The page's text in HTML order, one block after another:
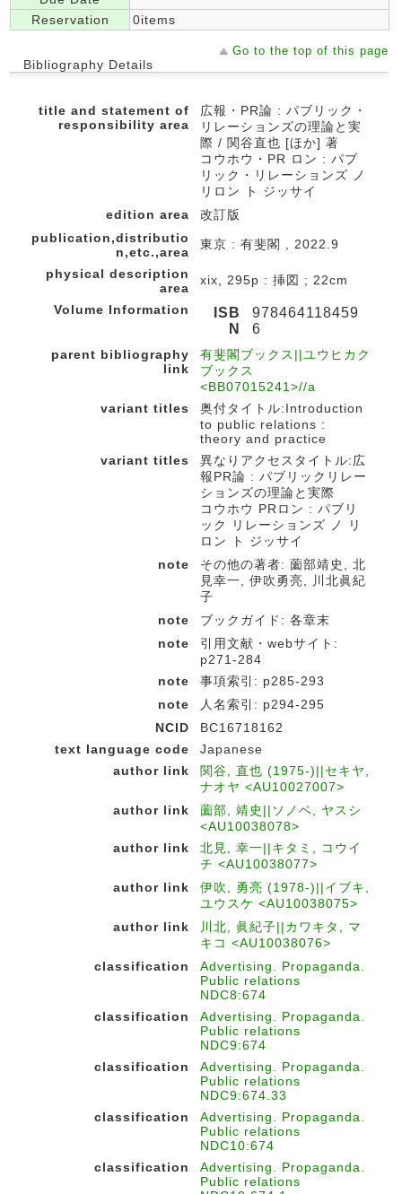
Reservation
0items
Go to the top of this page
Bibliography Details
title and statement of
responsibility area
広報・PR論 : パブリック・
リレーションズの理論と実
際 / 関谷直也 [ほか] 著
コウホウ・PR ロン : パブ
リック・リレーションズ ノ
リロン ト ジッサイ
edition area
改訂版
publication,distributio
n,etc.,area
東京 : 有斐閣 , 2022.9
physical description
area
xix, 295p : 挿図 ; 22cm
Volume Information
ISB
N
978464118459
6
parent bibliography
link
有斐閣ブックス||ユウヒカク
ブックス
<BB07015241>//a
variant titles
奥付タイトル:Introduction
to public relations :
theory and practice
variant titles
異なりアクセスタイトル:広
報PR論 : パブリックリレー
ションズの理論と実際
コウホウ PRロン : パブリ
ック リレーションズ ノ リ
ロン ト ジッサイ
note
その他の著者: 薗部靖史, 北
見幸一, 伊吹勇亮, 川北眞紀
子
note
ブックガイド: 各章末
note
引用文献・webサイト:
p271-284
note
事項索引: p285-293
note
人名索引: p294-295
NCID
BC16718162
text language code
Japanese
author link
関谷, 直也 (1975-)||セキヤ,
ナオヤ <AU10027007>
author link
薗部, 靖史||ソノベ, ヤスシ
<AU10038078>
author link
北見, 幸一||キタミ, コウイ
チ <AU10038077>
author link
伊吹, 勇亮 (1978-)||イブキ,
ユウスケ <AU10038075>
author link
川北, 眞紀子||カワキタ, マ
キコ <AU10038076>
classification
Advertising. Propaganda.
Public relations
NDC8:674
classification
Advertising. Propaganda.
Public relations
NDC9:674
classification
Advertising. Propaganda.
Public relations
NDC9:674.33
classification
Advertising. Propaganda.
Public relations
NDC10:674
classification
Advertising. Propaganda.
Public relations